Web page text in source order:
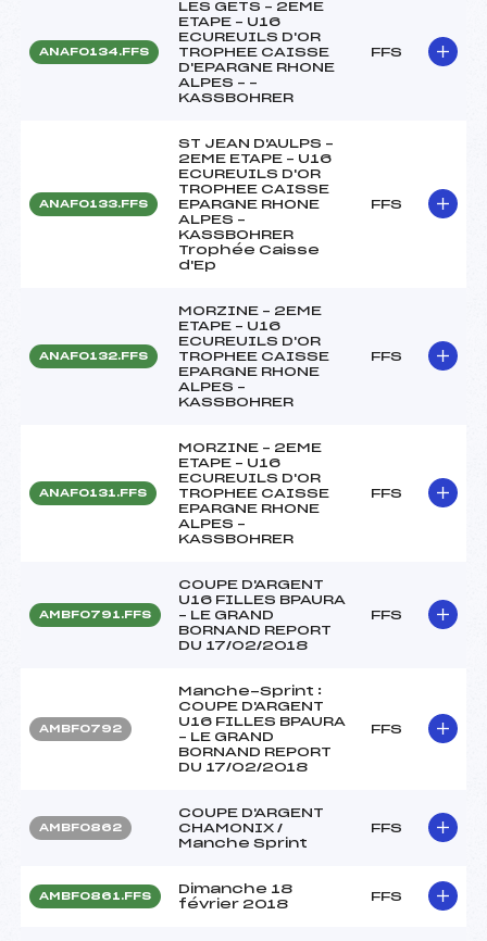
ANAF0134.FFS
LES GETS – 2EME
ETAPE – U16
ECUREUILS D'OR
TROPHEE CAISSE
D'EPARGNE RHONE
ALPES – –
KASSBOHRER
FFS
ANAF0133.FFS
ST JEAN D'AULPS –
2EME ETAPE – U16
ECUREUILS D'OR
TROPHEE CAISSE
EPARGNE RHONE
ALPES –
KASSBOHRER
Trophée Caisse
d'Ep
FFS
ANAF0132.FFS
MORZINE – 2EME
ETAPE – U16
ECUREUILS D'OR
TROPHEE CAISSE
EPARGNE RHONE
ALPES –
KASSBOHRER
FFS
ANAF0131.FFS
MORZINE – 2EME
ETAPE – U16
ECUREUILS D'OR
TROPHEE CAISSE
EPARGNE RHONE
ALPES –
KASSBOHRER
FFS
AMBF0791.FFS
COUPE D'ARGENT
U16 FILLES BPAURA
– LE GRAND
BORNAND REPORT
DU 17/02/2018
FFS
AMBF0792
Manche-Sprint :
COUPE D'ARGENT
U16 FILLES BPAURA
– LE GRAND
BORNAND REPORT
DU 17/02/2018
FFS
AMBF0862
COUPE D'ARGENT
CHAMONIX /
Manche Sprint
FFS
AMBF0861.FFS
Dimanche 18
février 2018
FFS